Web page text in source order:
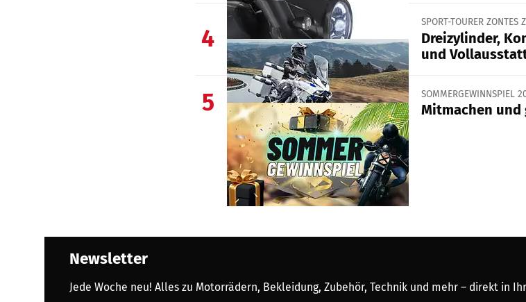
4
SPORT-TOURER ZONTES
Dreizylinder,
und
5 SOMMERGEWINNSPIEL
Mitmachen und
Newsletter
Jede Woche neu! Alles zu Motorrädern, Bekleidung, Zubehör, Technik und mehr – direkt in